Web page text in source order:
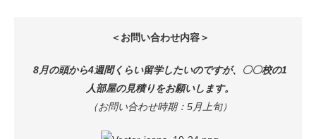
＜お問い合わせ内容＞
8月の頭から4週間くらい留学したいのですが、〇〇校の1
人部屋の見積りをお願いします。
（お問い合わせ時期：5月上旬）